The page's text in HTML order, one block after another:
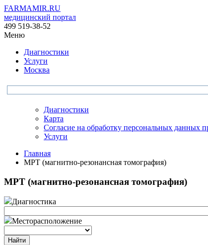
FARMAMIR.RU
медицинский портал
499 519-38-52
Меню
Диагностики
Услуги
Москва
Диагностики
Карта
Согласие на обработку персональных данных
Услуги
Главная
МРТ (магнитно-резонансная томография)
МРТ (магнитно-резонансная томография)
Диагностика
Месторасположение
Найти